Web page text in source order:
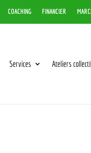
COACHING FINANCIER
Services Ateliers